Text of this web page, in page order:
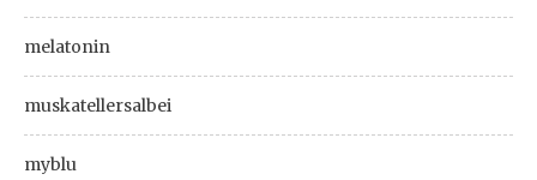
melatonin
muskatellersalbei
myblu